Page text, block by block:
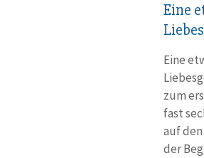
Eine
Eine
zum
fast
auf
der